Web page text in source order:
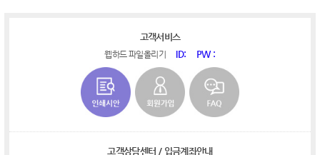
고객서비스
웹하드 파일올리기 ID: PW :
고객상담센터 / 입금계좌안내